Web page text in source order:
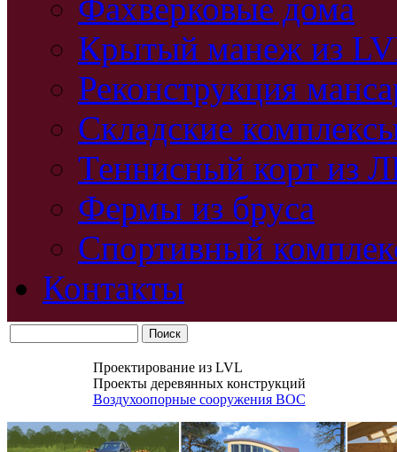
Фахверковые дома
Крытый манеж из
Реконструкция
Складские
Теннисный корт из
Фермы из бруса
Спортивный
Контакты
Проектирование из LVL
Проекты деревянных конструкций
Воздухоопорные сооружения ВОС